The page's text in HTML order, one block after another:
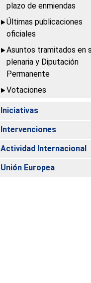
plazo de enmiendas
Últimas publicaciones
oficiales
Asuntos tramitados en
plenaria y Diputación
Permanente
Votaciones
Iniciativas
Intervenciones
Actividad Internacional
Unión Europea